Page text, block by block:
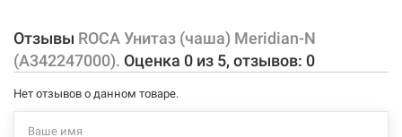
и прочими особенностями.
напольный способ установки
горизонтальный выпуск
дополнительно комплектуется сидением: 8012A2004,
Отзывы ROCA Унитаз (чаша) Meridian-N
(A342247000). Оценка 0 из 5, отзывов: 0
Нет отзывов о данном товаре.